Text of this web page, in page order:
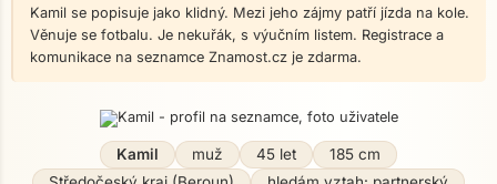
Kamil se popisuje jako klidný. Mezi jeho zájmy patří jízda na kole.
Věnuje se fotbalu. Je nekuřák, s výučním listem. Registrace a
komunikace na seznamce Znamost.cz je zdarma.
Kamil muž 45 let
185 cm